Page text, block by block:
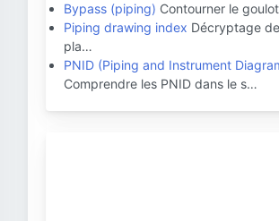
Bypass (piping) Contourner le
Piping drawing index Décryptage
pla…
PNID (Piping and Instrument
Comprendre les PNID dans le s…